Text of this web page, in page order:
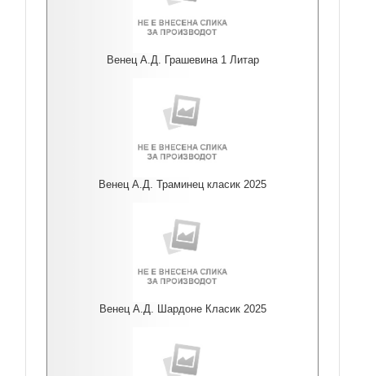
Венец А.Д. Грашевина 1 Литар
Венец А.Д. Траминец класик 2025
Венец А.Д. Шардоне Класик 2025